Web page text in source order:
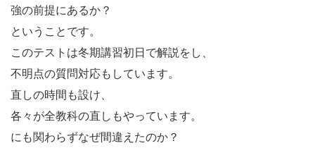
強の前提にあるか？
ということです。
このテストは冬期講習初日で解説をし、
不明点の質問対応もしています。
直しの時間も設け、
各々が全教科の直しもやっています。
にも関わらずなぜ間違えたのか？